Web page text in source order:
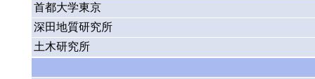
首都大学東京
深田地質研究所
土木研究所